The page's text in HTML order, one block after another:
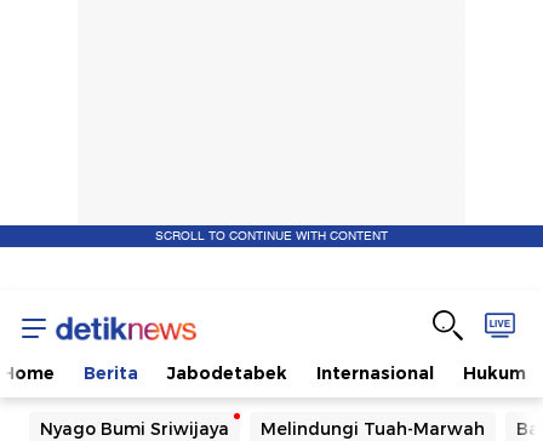
SCROLL TO CONTINUE WITH CONTENT
Home Berita Jabodetabek Internasional Hukum
Nyago Bumi Sriwijaya Melindungi Tuah-Marwah